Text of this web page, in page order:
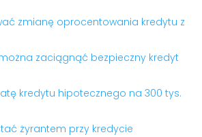
zmianę oprocentowania kredytu z
zaciągnąć bezpieczny kredyt
kredytu hipotecznego na 300 tys.
żyrantem przy kredycie